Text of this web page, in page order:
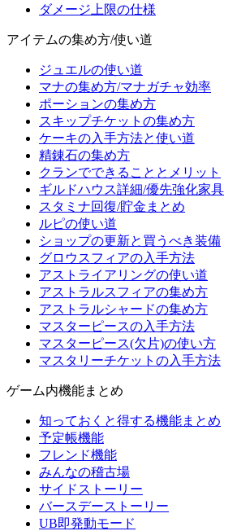
ダメージ上限の仕様
アイテムの集め方/使い道
ジュエルの使い道
マナの集め方/マナガチャ効率
ポーションの集め方
スキップチケットの集め方
ケーキの入手方法と使い道
精錬石の集め方
クランでできることとメリット
ギルドハウス詳細/優先強化家具
スタミナ回復/貯金まとめ
ルピの使い道
ショップの更新と買うべき装備
グロウスフィアの入手方法
アストライアリングの使い道
アストラルスフィアの集め方
アストラルシャードの集め方
マスターピースの入手方法
マスターピース(欠片)の使い方
マスタリーチケットの入手方法
ゲーム内機能まとめ
知っておくと得する機能まとめ
予定帳機能
フレンド機能
みんなの稽古場
サイドストーリー
バースデーストーリー
UB即発動モード